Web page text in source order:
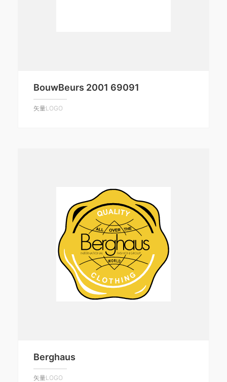
BouwBeurs 2001 69091
矢量LOGO
Berghaus
矢量LOGO